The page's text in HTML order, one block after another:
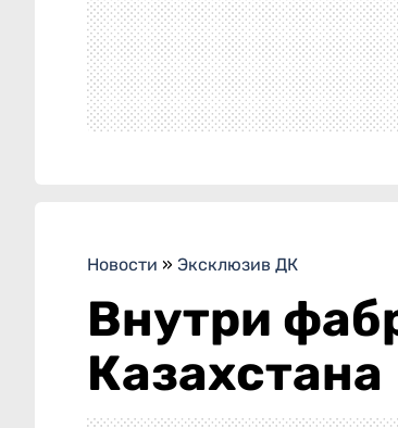
Новости » Эксклюзив ДК
Внутри
Казахстана